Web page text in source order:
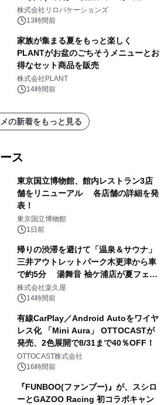
株式会社リロバケーションズ
13時間前
家族が集まる夏をもっと楽しく
PLANTがお盆のごちそうメニューとお
得なセット商品を販売
株式会社PLANT
14時間前
の新着をもっと見る
ス
東京国立博物館、館内レストラン3店
舗をリニューアル 各店舗の詳細を発
表！
東京国立博物館
1日前
帰りの渋滞を避けて「温泉＆サウナ」
三井アウトレットパーク木更津から車
で約5分 湯舞音 袖ケ浦店が夏フェア
メニューを提供
株式会社楽久屋
14時間前
有線CarPlay／Android Autoをワイヤ
レス化 「Mini Aura」 OTTOCASTが
発売、2色展開で8/31まで40％OFF！
OTTOCAST株式会社
16時間前
『FUNBOO(ファンブー)』が、スシロ
ーとGAZOO Racing 初コラボキャン